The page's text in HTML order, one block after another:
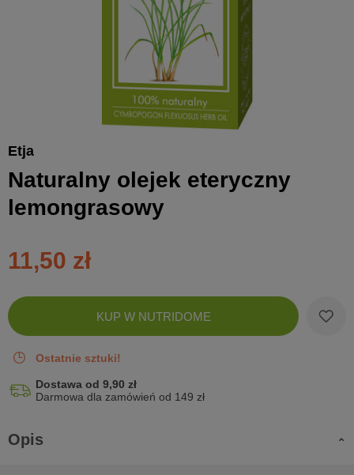
Etja
Naturalny olejek eteryczny
lemongrasowy
11,50 zł
Zobacz
koszyk
KUP W NUTRIDOME
Ostatnie sztuki!
Dostawa od 9,90 zł
Darmowa dla zamówień od 149 zł
Opis